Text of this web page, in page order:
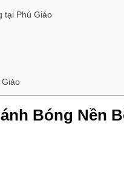
tại Phú Giáo
Bóng Nền